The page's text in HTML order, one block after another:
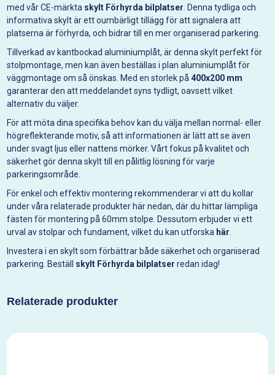
med vår CE-märkta skylt Förhyrda bilplatser . Denna tydliga och
informativa skylt är ett oumbärligt tillägg för att signalera att
platserna är förhyrda, och bidrar till en mer organiserad parkering.
Tillverkad av kantbockad aluminiumplåt, är denna skylt perfekt för
stolpmontage, men kan även beställas i plan aluminiumplåt för
väggmontage om så önskas. Med en storlek på400x200 mm
garanterar den att meddelandet syns tydligt, oavsett vilket
alternativ du väljer.
För att möta dina specifika behov kan du välja mellan normal- eller
högreflekterande motiv, så att informationen är lätt att se även
under svagt ljus eller nattens mörker. Vårt fokus på kvalitet och
säkerhet gör denna skylt till en pålitlig lösning för varje
parkeringsområde.
För enkel och effektiv montering rekommenderar vi att du kollar
under våra relaterade produkter här nedan, där du hittar lämpliga
fästen för montering på 60mm stolpe. Dessutom erbjuder vi ett
urval av stolpar och fundament, vilket du kan utforska här
Investera i en skylt som förbättrar både säkerhet och organiserad
parkering. Beställ skylt Förhyrda bilplatser redan idag!
Relaterade produkter